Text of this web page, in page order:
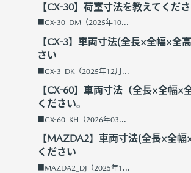
【CX-30】荷室寸法を教えてくだ
■CX-30_DM（2025年10...
【CX-3】車両寸法(全長×全幅×全
さい
■CX-3_DK（2025年12月...
【CX-60】車両寸法（全長×全幅×
ください。
■CX-60_KH（2026年03...
【MAZDA2】車両寸法(全長×全幅
ください
■MAZDA2_DJ（2025年1...